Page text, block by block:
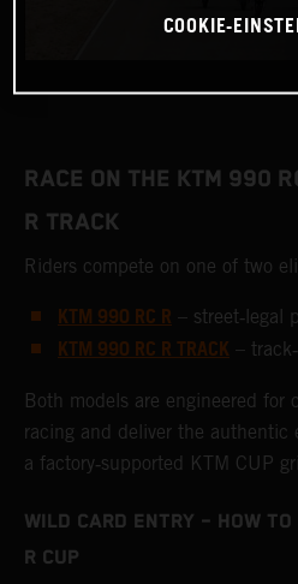
RACE ON THE KTM 990
R TRACK
Riders compete on one of two
KTM 990 RC R – street‑legal
KTM 990 RC R TRACK –
Both models are engineered for
racing and deliver the authentic
a factory‑supported KTM CUP
WILD CARD ENTRY – HOW
R CUP
COOKIE-